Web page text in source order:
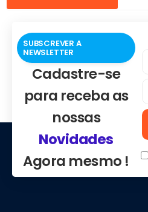
SUBSCREVER A
NEWSLETTER
Cadastre-se
para receba as
nossas
Novidades
Agora mesmo !